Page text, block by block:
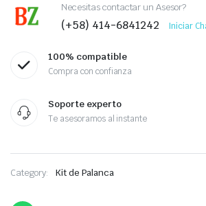
Necesitas contactar un Asesor?
(+58) 414-6841242 Iniciar
100% compatible
Compra con confianza
Soporte experto
Te asesoramos al instante
Category: Kit de Palanca